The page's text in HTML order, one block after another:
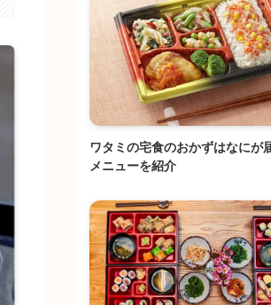
ワタミの宅食のおかずはなにが
メニューを紹介